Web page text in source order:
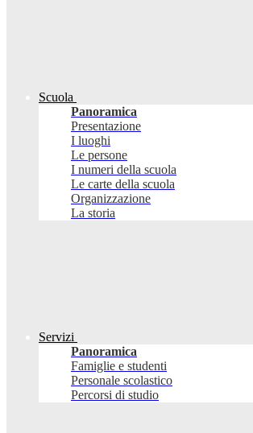
Scuola
Panoramica
Presentazione
I luoghi
Le persone
I numeri della scuola
Le carte della scuola
Organizzazione
La storia
Servizi
Panoramica
Famiglie e studenti
Personale scolastico
Percorsi di studio